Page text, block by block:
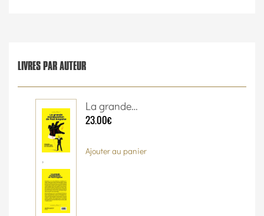
LIVRES PAR AUTEUR
,
La grande…
23.00€
Ajouter au panier